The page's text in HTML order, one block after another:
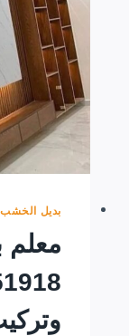
بديل الخشب
معلم